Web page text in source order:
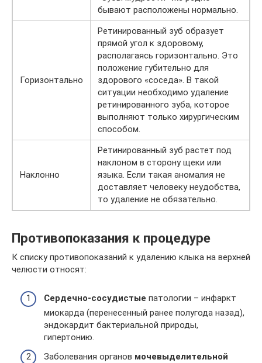
бывают расположены нормально.
Горизонтально
Ретинированный зуб образует
прямой угол к здоровому,
располагаясь горизонтально. Это
положение губительно для
здорового «соседа». В такой
ситуации необходимо удаление
ретинированного зуба, которое
выполняют только хирургическим
способом.
Наклонно
Ретинированный зуб растет под
наклоном в сторону щеки или
языка. Если такая аномалия не
доставляет человеку неудобства,
то удаление не обязательно.
Противопоказания к процедуре
К списку противопоказаний к удалению клыка на верхней
челюсти относят:
Сердечно-сосудистые патологии – инфаркт
миокарда (перенесенный ранее полугода назад),
эндокардит бактериальной природы,
гипертонию.
Заболевания органов мочевыделительной